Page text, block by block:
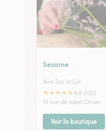
Sesame
Aire Sur la Lys
★★★★★4.8 (120)
10 rue de saint Omer
Voir la boutique